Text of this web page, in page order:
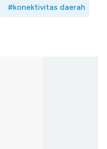
#konektivitas daerah